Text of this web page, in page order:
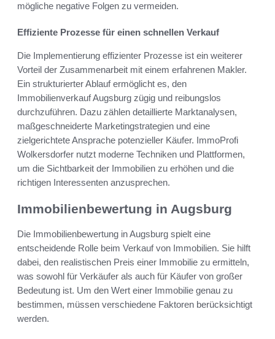
mögliche negative Folgen zu vermeiden.
Effiziente Prozesse für einen schnellen Verkauf
Die Implementierung effizienter Prozesse ist ein weiterer
Vorteil der Zusammenarbeit mit einem erfahrenen Makler.
Ein strukturierter Ablauf ermöglicht es, den
Immobilienverkauf Augsburg zügig und reibungslos
durchzuführen. Dazu zählen detaillierte Marktanalysen,
maßgeschneiderte Marketingstrategien und eine
zielgerichtete Ansprache potenzieller Käufer. ImmoProfi
Wolkersdorfer nutzt moderne Techniken und Plattformen,
um die Sichtbarkeit der Immobilien zu erhöhen und die
richtigen Interessenten anzusprechen.
Immobilienbewertung in Augsburg
Die Immobilienbewertung in Augsburg spielt eine
entscheidende Rolle beim Verkauf von Immobilien. Sie hilft
dabei, den realistischen Preis einer Immobilie zu ermitteln,
was sowohl für Verkäufer als auch für Käufer von großer
Bedeutung ist. Um den Wert einer Immobilie genau zu
bestimmen, müssen verschiedene Faktoren berücksichtigt
werden.